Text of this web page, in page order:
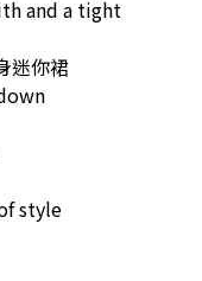
and a tight
迷你裙
style